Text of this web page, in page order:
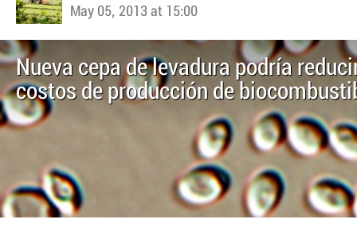
May 05, 2013 at 15:00
Nueva cepa de levadura podría
costos de producción de